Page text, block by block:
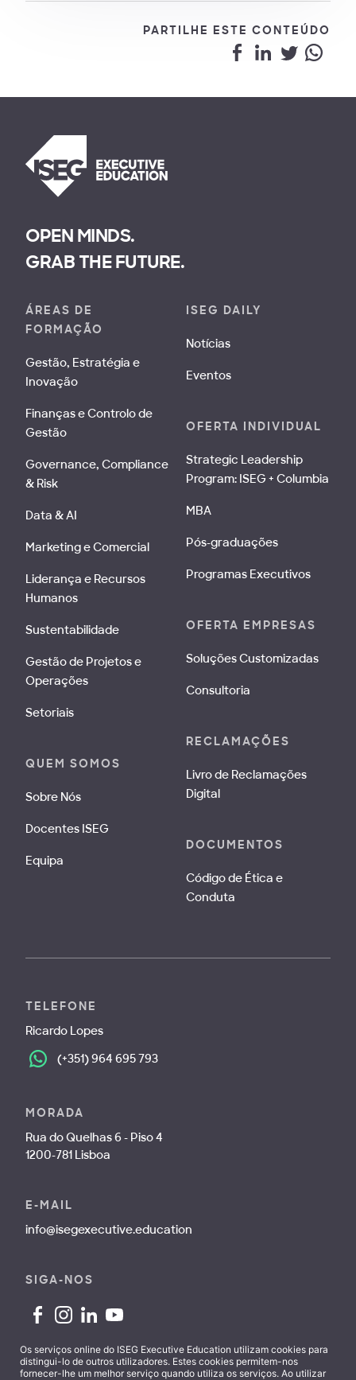
PARTILHE ESTE CONTEÚDO
OPEN MINDS.
GRAB THE FUTURE.
ÁREAS DE
FORMAÇÃO
Gestão, Estratégia e
Inovação
Finanças e Controlo de
Gestão
Governance, Compliance
& Risk
Data & AI
Marketing e Comercial
Liderança e Recursos
Humanos
Sustentabilidade
Gestão de Projetos e
Operações
Setoriais
QUEM SOMOS
Sobre Nós
Docentes ISEG
Equipa
ISEG DAILY
Notícias
Eventos
OFERTA INDIVIDUAL
Strategic Leadership
Program: ISEG + Columbia
MBA
Pós-graduações
Programas Executivos
OFERTA EMPRESAS
Soluções Customizadas
Consultoria
RECLAMAÇÕES
Livro de Reclamações
Digital
DOCUMENTOS
Código de Ética e
Conduta
TELEFONE
Ricardo Lopes
(+351) 964 695 793
MORADA
Rua do Quelhas 6 - Piso 4
1200-781 Lisboa
E-MAIL
info@isegexecutive.education
SIGA-NOS
Os serviços online do ISEG Executive Education utilizam cookies para
distingui-lo de outros utilizadores. Estes cookies permitem-nos
fornecer-lhe um melhor serviço quando utiliza os serviços. Ao utilizar